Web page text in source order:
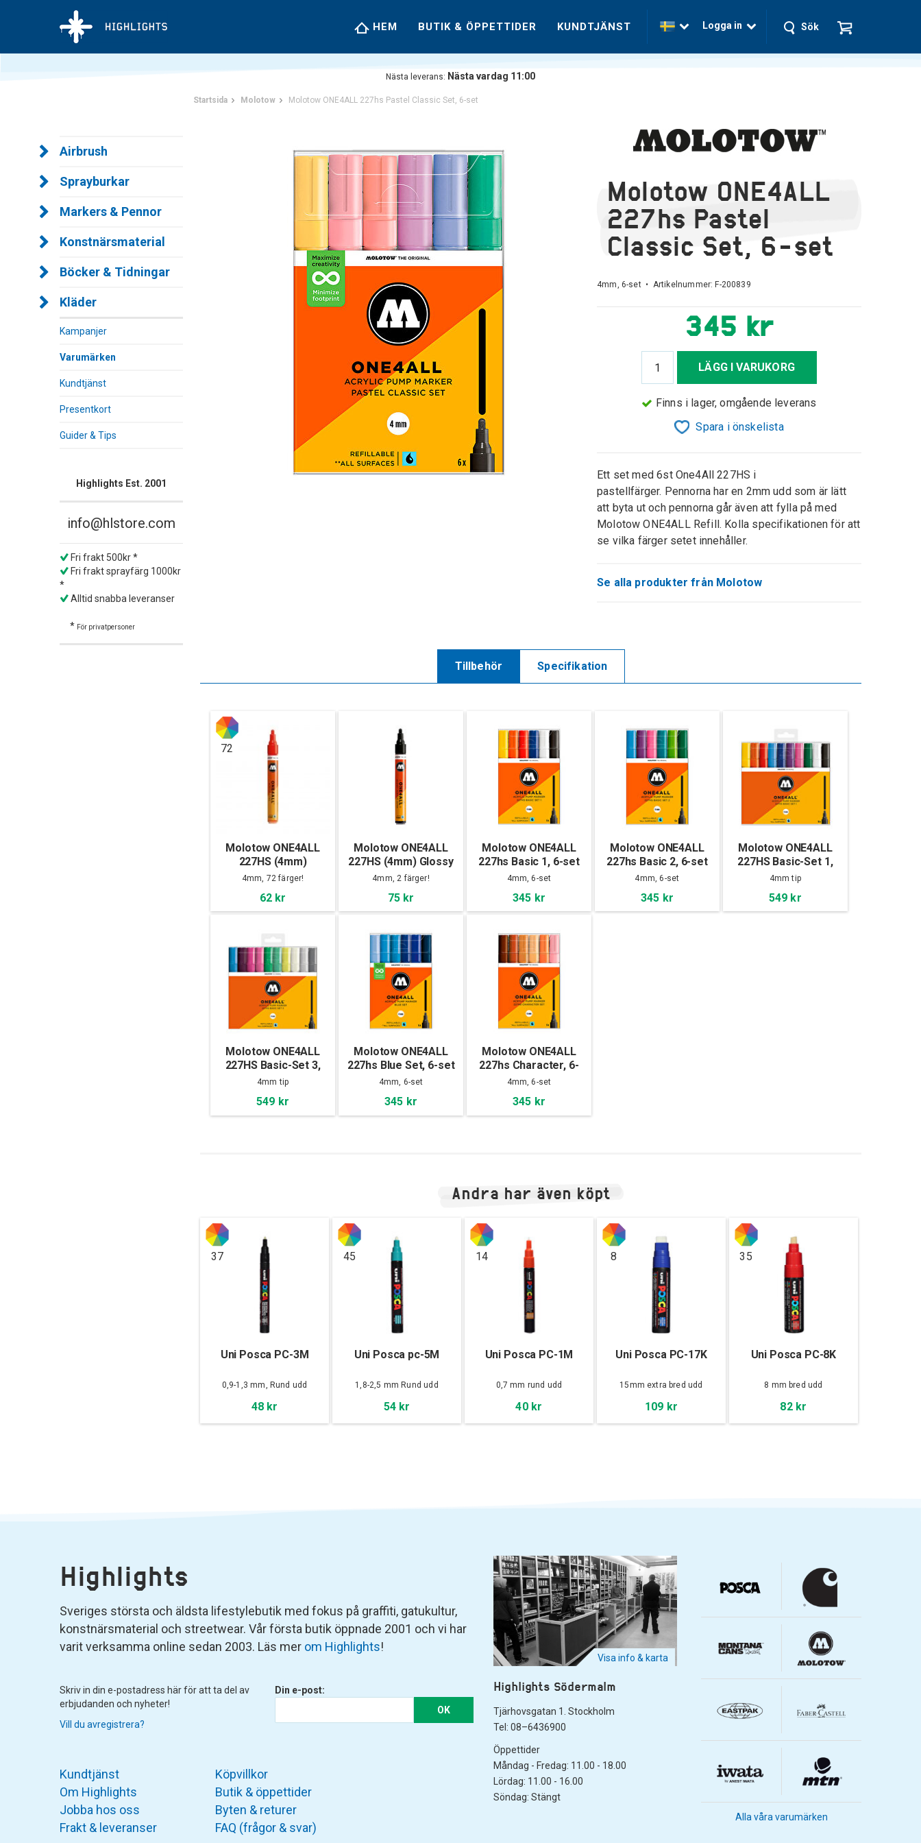
HEM BUTIK & ÖPPETTIDER KUNDTJÄNST Logga in Sök
Nästa leverans: Nästa vardag 11:00
Airbrush
Sprayburkar
Markers & Pennor
Konstnärsmaterial
Böcker & Tidningar
Kläder
Kampanjer
Varumärken
Kundtjänst
Presentkort
Guider & Tips
Highlights Est. 2001
info@hlstore.com
Fri frakt 500kr *
Fri frakt sprayfärg 1000kr
*
Alltid snabba leveranser
* För privatpersoner
Startsida Molotow Molotow ONE4ALL 227hs Pastel Classic Set, 6-set
Molotow ONE4ALL
227hs Pastel
Classic Set, 6-set
4mm, 6-set • Artikelnummer: F-200839
345 kr
LÄGG I VARUKORG
Finns i lager, omgående leverans
Spara i önskelista
Ett set med 6st One4All 227HS i
pastellfärger. Pennorna har en 2mm udd som är lätt
att byta ut och pennorna går även att fylla på med
Molotow ONE4ALL Refill. Kolla specifikationen för att
se vilka färger setet innehåller.
Se alla produkter från Molotow
Tillbehör Specifikation
72
Molotow ONE4ALL
227HS (4mm)
4mm, 72 färger!
62 kr
Molotow ONE4ALL
227HS (4mm) Glossy
4mm, 2 färger!
75 kr
Molotow ONE4ALL
227hs Basic 1, 6-set
4mm, 6-set
345 kr
Molotow ONE4ALL
227hs Basic 2, 6-set
4mm, 6-set
345 kr
Molotow ONE4ALL
227HS Basic-Set 1,
10-set
4mm tip
549 kr
Molotow ONE4ALL
227HS Basic-Set 3,
10-set
4mm tip
549 kr
Molotow ONE4ALL
227hs Blue Set, 6-set
4mm, 6-set
345 kr
Molotow ONE4ALL
227hs Character, 6-
set
4mm, 6-set
345 kr
Andra har även köpt
37
Uni Posca PC-3M
0,9-1,3 mm, Rund udd
48 kr
45
Uni Posca pc-5M
1,8-2,5 mm Rund udd
54 kr
14
Uni Posca PC-1M
0,7 mm rund udd
40 kr
8
Uni Posca PC-17K
15mm extra bred udd
109 kr
35
Uni Posca PC-8K
8 mm bred udd
82 kr
Highlights
Sveriges största och äldsta lifestylebutik med fokus på graffiti, gatukultur,
konstnärsmaterial och streetwear. Vår första butik öppnade 2001 och vi har
varit verksamma online sedan 2003. Läs mer om Highlights!
Skriv in din e-postadress här för att ta del av
erbjudanden och nyheter!
Vill du avregistrera?
Din e-post:
OK
Visa info & karta
Highlights Södermalm
Tjärhovsgatan 1. Stockholm
Tel: 08–6436900
Öppettider
Måndag - Fredag: 11.00 - 18.00
Lördag: 11.00 - 16.00
Söndag: Stängt
Kundtjänst
Om Highlights
Jobba hos oss
Frakt & leveranser
Köpvillkor
Butik & öppettider
Byten & returer
FAQ (frågor & svar)
Alla våra varumärken